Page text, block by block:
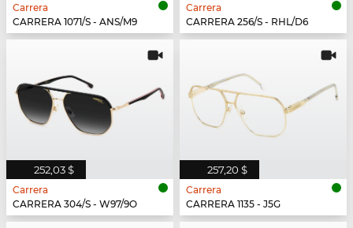
Carrera
CARRERA 1071/S - ANS/M9
Carrera
CARRERA 256/S - RHL/D6
252,03 $
Carrera
CARRERA 304/S - W97/9O
257,20 $
Carrera
CARRERA 1135 - J5G